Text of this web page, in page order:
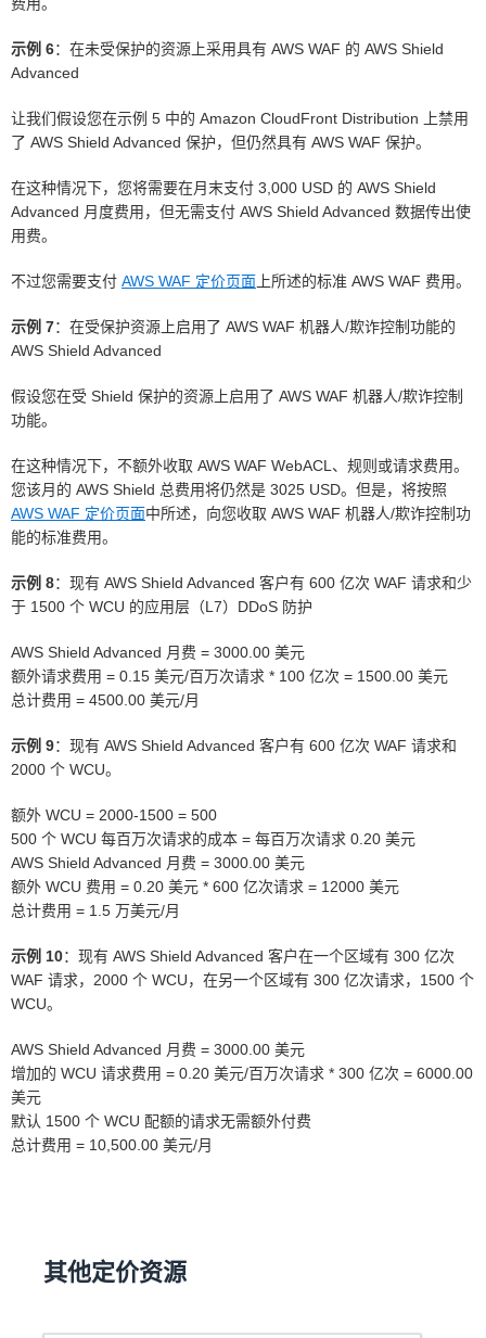
示例 6：在未受保护的资源上采用具有 AWS WAF 的 AWS Shield
Advanced
让我们假设您在示例 5 中的 Amazon CloudFront Distribution 上禁用
了 AWS Shield Advanced 保护，但仍然具有 AWS WAF 保护。
在这种情况下，您将需要在月末支付 3,000 USD 的 AWS Shield
Advanced 月度费用，但无需支付 AWS Shield Advanced 数据传出使
用费。
不过您需要支付 AWS WAF 定价页面 上所述的标准 AWS WAF 费用。
示例 7：在受保护资源上启用了 AWS WAF 机器人/欺诈控制功能的
AWS Shield Advanced
假设您在受 Shield 保护的资源上启用了 AWS WAF 机器人/欺诈控制
功能。
在这种情况下，不额外收取 AWS WAF WebACL、规则或请求费用。
您该月的 AWS Shield 总费用将仍然是 3025 USD。但是，将按照
AWS WAF 定价页面中所述，向您收取 AWS WAF 机器人/欺诈控制功
能的标准费用。
示例 8：现有 AWS Shield Advanced 客户有 600 亿次 WAF 请求和少
于 1500 个 WCU 的应用层（L7）DDoS 防护
AWS Shield Advanced 月费 = 3000.00 美元
额外请求费用 = 0.15 美元/百万次请求 * 100 亿次 = 1500.00 美元
总计费用 = 4500.00 美元/月
示例 9：现有 AWS Shield Advanced 客户有 600 亿次 WAF 请求和
2000 个 WCU。
额外 WCU = 2000-1500 = 500
500 个 WCU 每百万次请求的成本 = 每百万次请求 0.20 美元
AWS Shield Advanced 月费 = 3000.00 美元
额外 WCU 费用 = 0.20 美元 * 600 亿次请求 = 12000 美元
总计费用 = 1.5 万美元/月
示例 10：现有 AWS Shield Advanced 客户在一个区域有 300 亿次
WAF 请求，2000 个 WCU，在另一个区域有 300 亿次请求，1500 个
WCU。
AWS Shield Advanced 月费 = 3000.00 美元
增加的 WCU 请求费用 = 0.20 美元/百万次请求 * 300 亿次 = 6000.00
美元
默认 1500 个 WCU 配额的请求无需额外付费
总计费用 = 10,500.00 美元/月
其他定价资源